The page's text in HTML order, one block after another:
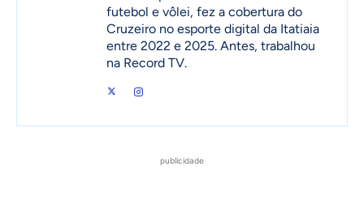
futebol e vôlei, fez a cobertura do
Cruzeiro no esporte digital da Itatiaia
entre 2022 e 2025. Antes, trabalhou
na Record TV.
publicidade